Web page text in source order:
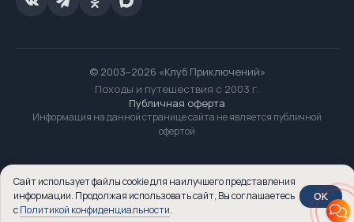
© 2003–2026 «Клуб Приключений»
Походы и путешествия с 2003 г.
Публичная оферта
Информация на данной странице сайта не является публичной
офертой
Сайт использует файлы cookie для наилучшего представления
информации. Продолжая использовать сайт, Вы соглашаетесь
сПолитикой конфиденциальности.
OK